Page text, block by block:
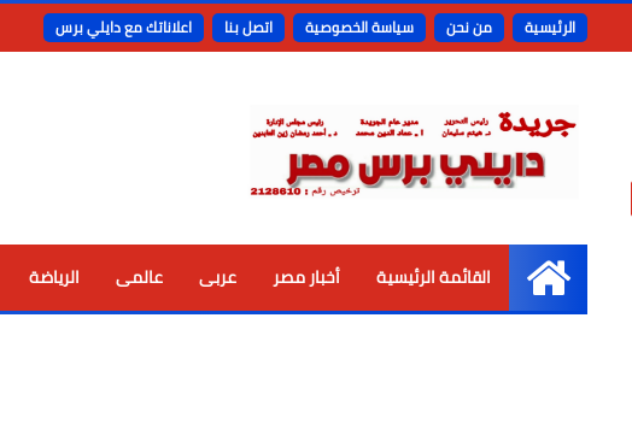
الرئيسية من نحن سياسة الخصوصية اتصل بنا اعلاناتك مع دايلي برس
الرئيسية
القائمة الرئيسية أخبار مصر عربى عالمى الرياضة